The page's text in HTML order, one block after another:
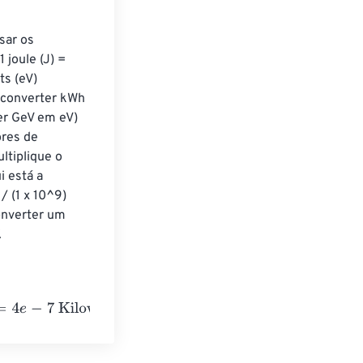
os
joule (J) =
(eV)
kWh
GeV em eV)
de
o
está a
(1 x 10^9)
um
hours